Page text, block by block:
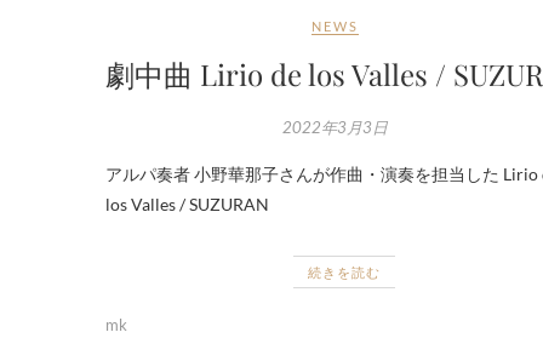
NEWS
劇中曲 Lirio de los Valles /
2022年3月3日
アルパ奏者 小野華那子さんが作曲・演奏を担当した Lirio
los Valles / SUZURAN
続きを読む
mk